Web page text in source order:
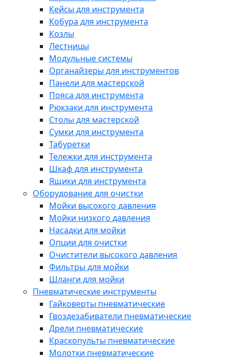
Кейсы для инструмента
Кобура для инструмента
Козлы
Лестницы
Модульные системы
Органайзеры для инструментов
Панели для мастерской
Пояса для инструмента
Рюкзаки для инструмента
Столы для мастерской
Сумки для инструмента
Табуретки
Тележки для инструмента
Шкаф для инструмента
Ящики для инструмента
Оборудование для очистки
Мойки высокого давления
Мойки низкого давления
Насадки для мойки
Опции для очистки
Очистители высокого давления
Фильтры для мойки
Шланги для мойки
Пневматические инструменты
Гайковерты пневматические
Гвоздезабиватели пневматические
Дрели пневматические
Краскопульты пневматические
Молотки пневматические